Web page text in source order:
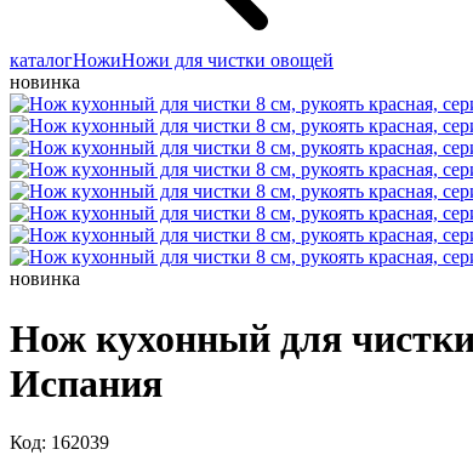
каталогНожиНожи для чистки овощей
новинка
новинка
Нож кухонный для чистки
Испания
Код: 162039